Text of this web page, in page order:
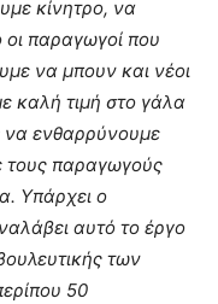
κίνητρο, να
παραγωγοί που
να μπουν και νέοι
καλή τιμή στο γάλα
να ενθαρρύνουμε
τους παραγωγούς
Υπάρχει ο
αυτό το έργο
των
50